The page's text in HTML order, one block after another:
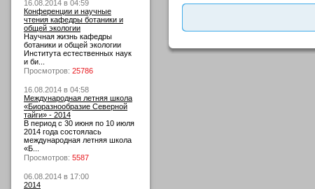
16.08.2014 в 04:59
Конференции и научные
чтения кафедры ботаники и
общей экологии
Научная жизнь кафедры
ботаники и общей экологии
Института естественных наук
и би...
Просмотров: 25786
16.08.2014 в 04:58
Международная летняя школа
«Биоразнообразие Северной
тайги» - 2014
В период с 30 июня по 10 июля
2014 года состоялась
международная летняя школа
«Б...
Просмотров: 5587
06.08.2014 в 17:00
2014